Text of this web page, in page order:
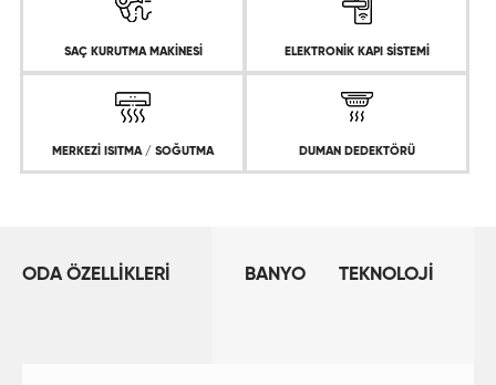
SAÇ KURUTMA MAKİNESİ ELEKTRONİK KAPI SİSTEMİ
MERKEZİ ISITMA / SOĞUTMA DUMAN DEDEKTÖRÜ
ODA ÖZELLİKLERİ BANYO TEKNOLOJİ